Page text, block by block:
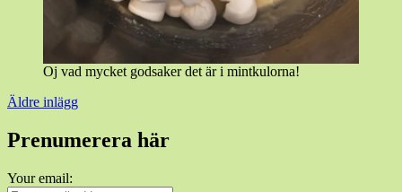
Oj vad mycket godsaker det är i mintkulorna!
Inläggsnavigering
Äldre inlägg
Prenumerera här
Your email: